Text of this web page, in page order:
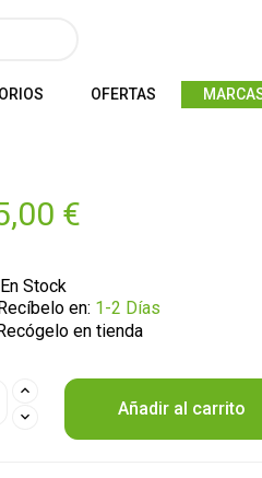
OFERTAS
€
En Stock
en: 1-2 Días
en tienda
Añadir al carrito